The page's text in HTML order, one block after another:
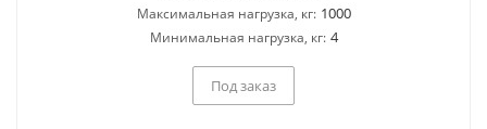
Максимальная нагрузка, кг: 1000
Минимальная нагрузка, кг: 4
Под заказ